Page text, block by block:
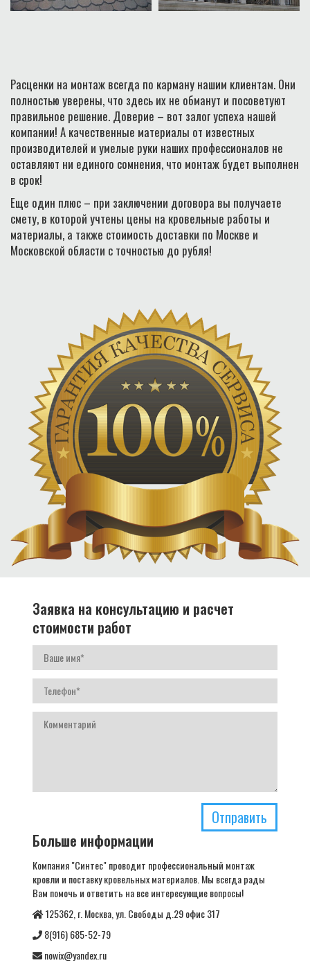
Расценки на монтаж всегда по карману нашим клиентам. Они
полностью уверены, что здесь их не обманут и посоветуют
правильное решение. Доверие – вот залог успеха нашей
компании! А качественные материалы от известных
производителей и умелые руки наших профессионалов не
оставляют ни единого сомнения, что монтаж будет выполнен
в срок!
Еще один плюс – при заключении договора вы получаете
смету, в которой учтены цены на кровельные работы и
материалы, а также стоимость доставки по Москве и
Московской области с точностью до рубля!
Заявка на консультацию и расчет
стоимости работ
Отправить
Больше информации
Компания "Синтес" проводит профессиональный монтаж
кровли и поставку кровельных материалов. Мы всегда рады
Вам помочь и ответить на все интересующие вопросы!
125362, г. Москва, ул. Свободы д.29 офис 317
8(916) 685-52-79
nowix@yandex.ru